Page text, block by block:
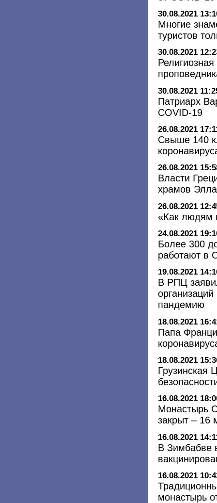
30.08.2021
Многие
туристов
30.08.2021
30.08.2021
Патриарх
COVID-19
26.08.2021
Свыше 140
26.08.2021
Власти
храмов
26.08.2021
«Как людям
24.08.2021
Более 300
работают в
19.08.2021
В РПЦ
пандемию
18.08.2021
Папа
18.08.2021
Грузинская
16.08.2021
Монастырь
закрыт – 16
16.08.2021
В Зимбабве
16.08.2021
монастырь